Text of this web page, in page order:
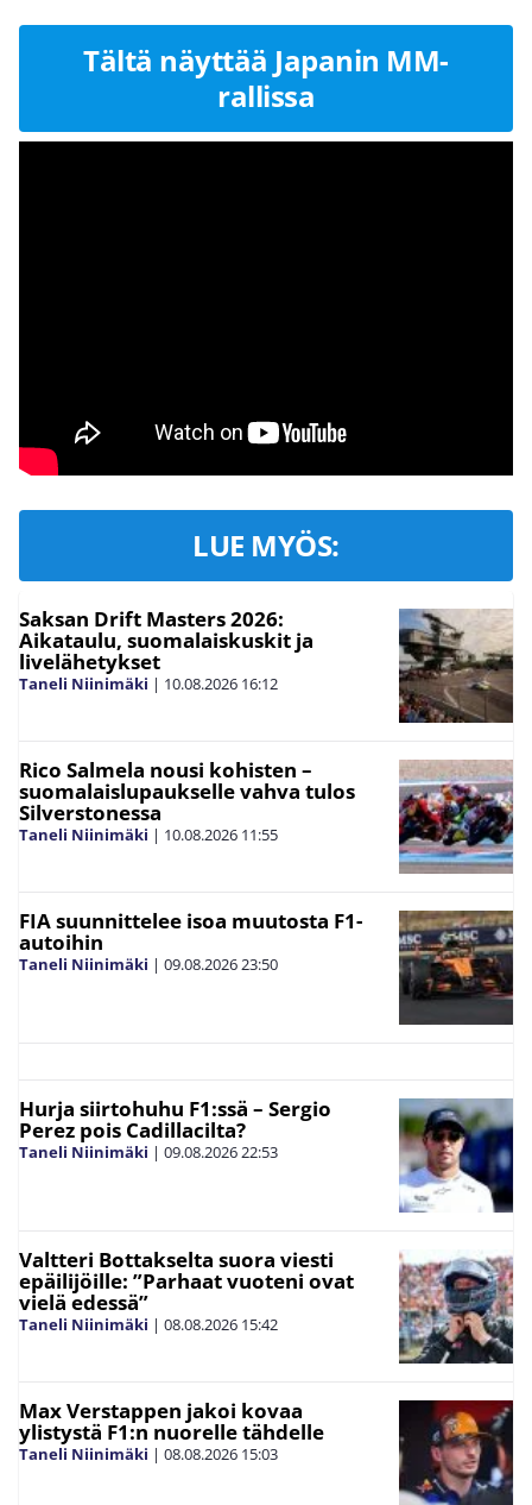
Tältä näyttää Japanin MM-
rallissa
LUE MYÖS:
Saksan Drift Masters 2026:
Aikataulu, suomalaiskuskit ja
livelähetykset
Taneli Niinimäki | 10.08.2026 16:12
Rico Salmela nousi kohisten –
suomalaislupaukselle vahva tulos
Silverstonessa
Taneli Niinimäki | 10.08.2026 11:55
FIA suunnittelee isoa muutosta F1-
autoihin
Taneli Niinimäki | 09.08.202623:50
Hurja siirtohuhu F1:ssä – Sergio
Perez pois Cadillacilta?
Taneli Niinimäki | 09.08.202622:53
Valtteri Bottakselta suora viesti
epäilijöille: ”Parhaat vuoteni ovat
vielä edessä”
Taneli Niinimäki | 08.08.2026 15:42
Max Verstappen jakoi kovaa
ylistystä F1:n nuorelle tähdelle
Taneli Niinimäki | 08.08.2026 15:03